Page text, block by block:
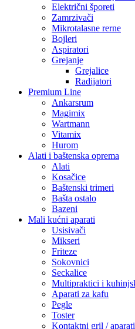
Električni šporeti
Zamrzivači
Mikrotalasne rerne
Bojleri
Aspiratori
Grejanje
Grejalice
Radijatori
Premium Line
Ankarsrum
Magimix
Wartmann
Vitamix
Hurom
Alati i baštenska oprema
Alati
Kosačice
Baštenski trimeri
Bašta ostalo
Bazeni
Mali kućni aparati
Usisivači
Mikseri
Friteze
Sokovnici
Seckalice
Multipraktici i
Aparati za kafu
Pegle
Toster
Kontaktni gril /